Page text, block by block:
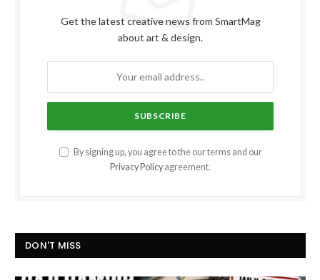
Get the latest creative news from SmartMag
about art & design.
By signing up, you agree to the our terms and our
Privacy Policy agreement.
DON'T MISS